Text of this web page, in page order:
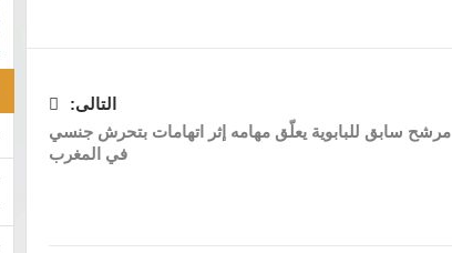
التالى:
مرشح سابق للبابوية يعلّق مهامه إثر اتهامات بتحرش جنسي
في المغرب